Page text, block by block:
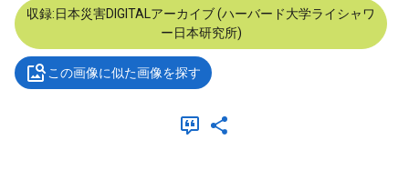
収録:日本災害DIGITALアーカイブ (ハーバード大学ライシャワ
ー日本研究所)
この画像に似た画像を探す